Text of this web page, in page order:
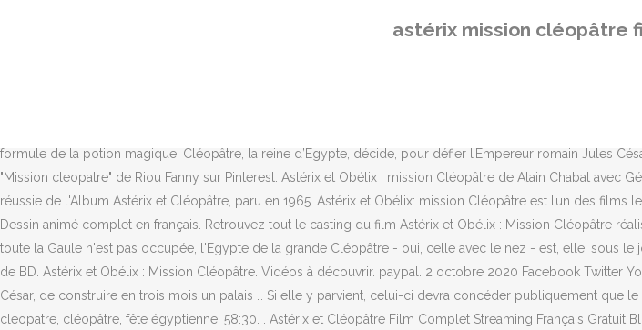
astérix mission cléopâtre
contre cesar complet avec un fichier plus allégé. Astérix et Obélix : Mission Cléopâtre, un film réalisé 2002
formule de la potion magique. Cléopâtre, la reine d’Égypte, décide, pour défier l’Empereur romain Jules
"Mission cleopatre" de Riou Fanny sur Pinterest. Astérix et Obélix : mission Cléopâtre de Alain Chabat avec
réussie de l'Album Astérix et Cléopâtre, paru en 1965. Astérix et Obélix: mission Cléopâtre est l’un des
Dessin animé complet en français. Retrouvez tout le casting du film Astérix et Obélix : Mission Cléopâtre
toute la Gaule n'est pas occupée, l'Egypte de la grande Cléopâtre - oui, celle avec le nez - est, elle, sous
de BD. Astérix et Obélix : Mission Cléopâtre. Vidéos à découvrir. paypal. 2 octobre 2020 Facebook Twitter
César, de construire en trois mois un palais … Si elle y parvient, celui-ci devra concéder publiquement
cleopatre, cléopâtre, fête égyptienne. 58:30. . Astérix et Cléopâtre Film Complet Streaming Français